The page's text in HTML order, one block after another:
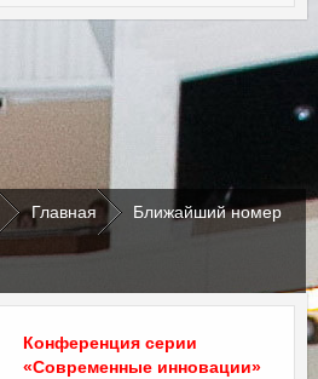
Главная Ближайший номер
Конференция серии
«Современные инновации»